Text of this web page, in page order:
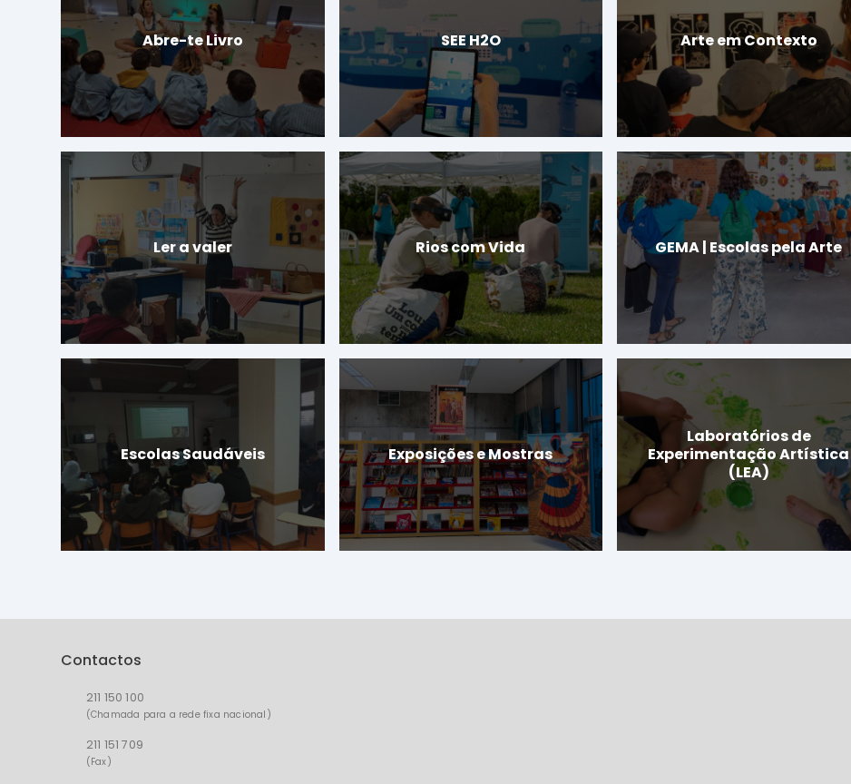
Abre-te Livro SEE H2O Arte em Contexto
Ler a valer Rios com Vida GEMA | Escolas pela Arte
Escolas Saudáveis Exposições e Mostras
Laboratórios de
Experimentação Artística
(LEA)
Contactos
211 150 100
(Chamada para a rede fixa nacional)
211 151 709
(Fax)